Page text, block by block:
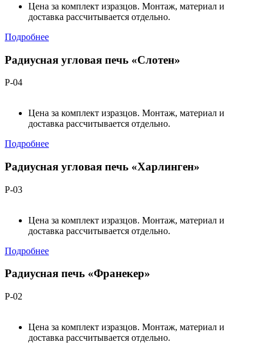
Цена за комплект изразцов. Монтаж, материал и
доставка рассчитывается отдельно.
Подробнее
Радиусная угловая печь «Слотен»
Р-04
Цена за комплект изразцов. Монтаж, материал и
доставка рассчитывается отдельно.
Подробнее
Радиусная угловая печь «Харлинген»
Р-03
Цена за комплект изразцов. Монтаж, материал и
доставка рассчитывается отдельно.
Подробнее
Радиусная печь «Франекер»
Р-02
Цена за комплект изразцов. Монтаж, материал и
доставка рассчитывается отдельно.